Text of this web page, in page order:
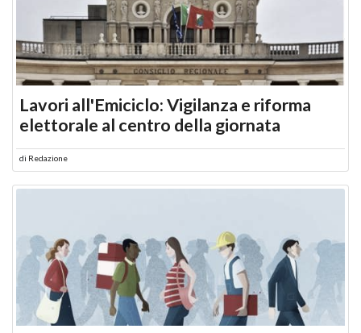
Lavori all'Emiciclo: Vigilanza e riforma
elettorale al centro della giornata
di Redazione